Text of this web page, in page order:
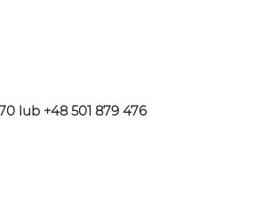
lub +48 501 879 476